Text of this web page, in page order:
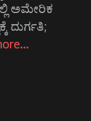
ಅಮೇರಿಕ
ದುರ್ಗತಿ;